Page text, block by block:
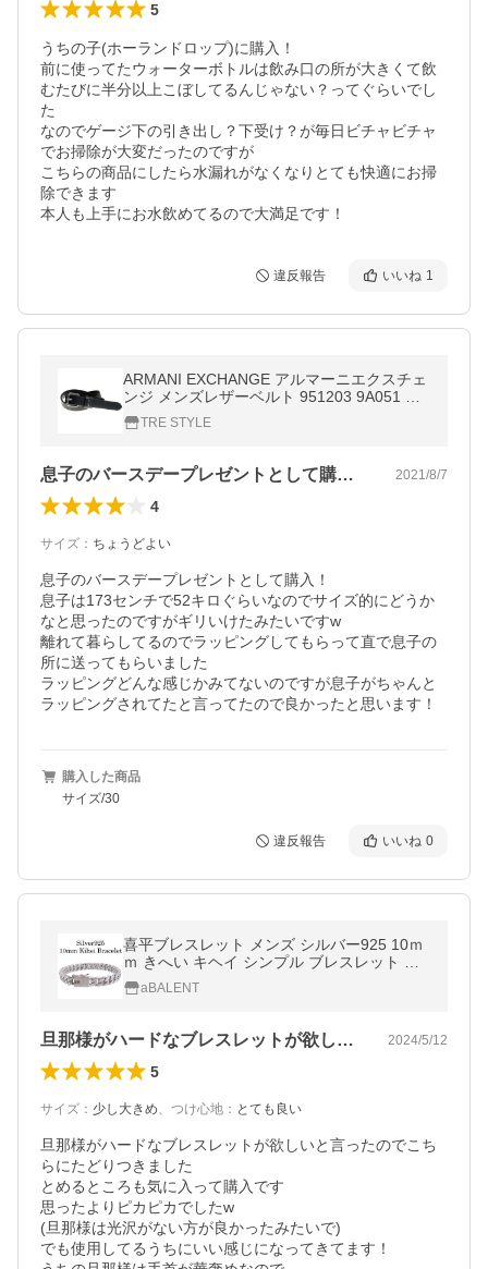
5
うちの子(ホーランドロップ)に購入！
前に使ってたウォーターボトルは飲み口の所が大きくて飲
むたびに半分以上こぼしてるんじゃない？ってぐらいでし
た
なのでゲージ下の引き出し？下受け？が毎日ビチャビチャ
でお掃除が大変だったのですが
こちらの商品にしたら水漏れがなくなりとても快適にお掃
除できます
本人も上手にお水飲めてるので大満足です！
違反報告 いいね 1
ARMANI EXCHANGE アルマーニエクスチェ
ンジ メンズレザーベルト 951203 9A051 ブ
ラック
TRE STYLE
息子のバースデープレゼントとして購入！… 2021/8/7
4
サイズ ： ちょうどよい
息子のバースデープレゼントとして購入！
息子は173センチで52キロぐらいなのでサイズ的にどうか
なと思ったのですがギリいけたみたいですw
離れて暮らしてるのでラッピングしてもらって直で息子の
所に送ってもらいました
ラッピングどんな感じかみてないのですが息子がちゃんと
ラッピングされてたと言ってたので良かったと思います！
購入した商品
サイズ/30
違反報告 いいね 0
喜平ブレスレット メンズ シルバー925 10ｍ
ｍ きへい キヘイ シンプル ブレスレット 太
め シルバーブレスレット
aBALENT
旦那様がハードなブレスレットが欲しいと… 2024/5/12
5
サイズ ： 少し大きめ、 つけ心地 ： とても良い
旦那様がハードなブレスレットが欲しいと言ったのでこち
らにたどりつきました
とめるところも気に入って購入です
思ったよりピカピカでしたw
(旦那様は光沢がない方が良かったみたいで)
でも使用してるうちにいい感じになってきてます！